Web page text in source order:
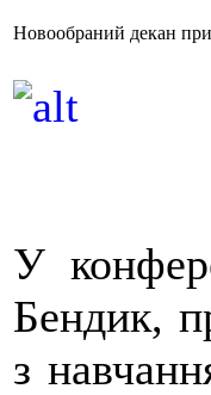
Новообраний декан
У
Бендик,
з